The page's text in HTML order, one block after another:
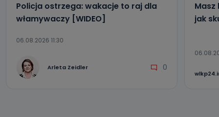
Policja ostrzega: wakacje to raj dla
włamywaczy [WIDEO]
06.08.2026 11:30
Arleta Zeidler 0
Masz
jak